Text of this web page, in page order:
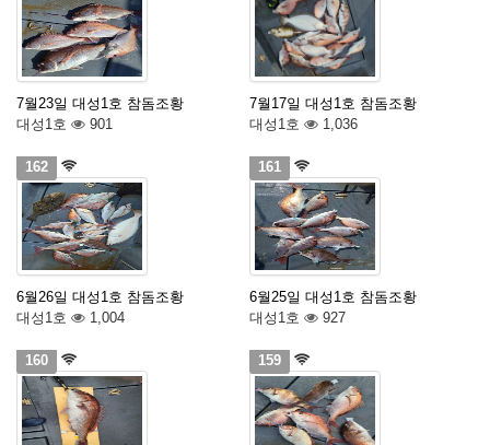
7월23일 대성1호 참돔조황
대성1호
901
7월17일 대성1호 참돔조황
대성1호
1,036
162
6월26일 대성1호 참돔조황
대성1호
1,004
161
6월25일 대성1호 참돔조황
대성1호
927
160 159